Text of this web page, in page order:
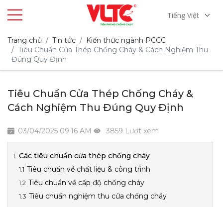
Tiếng Việt
Trang chủ Tin tức
Kiến thức ngành PCCC
Tiêu Chuẩn Cửa Thép Chống Cháy & Cách Nghiệm Thu
Đúng Quy Định
Tiêu Chuẩn Cửa Thép Chống Cháy &
Cách Nghiệm Thu Đúng Quy Định
03/04/2025 09:16 AM 3859 Lượt xem
Các tiêu chuẩn cửa thép chống cháy
Tiêu chuẩn về chất liệu & công trình
Tiêu chuẩn về cấp độ chống cháy
Tiêu chuẩn nghiệm thu cửa chống cháy